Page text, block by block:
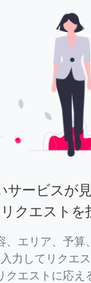
サービスが
クエストを
、エリア、予算
力してリクエ
クエストに応え